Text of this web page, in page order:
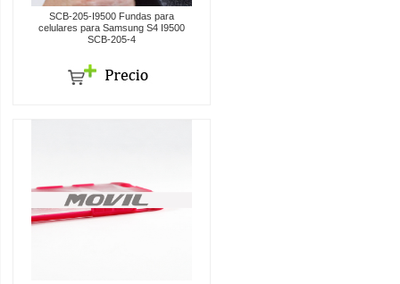
SCB-205-I9500 Fundas para
celulares para Samsung S4 I9500
SCB-205-4